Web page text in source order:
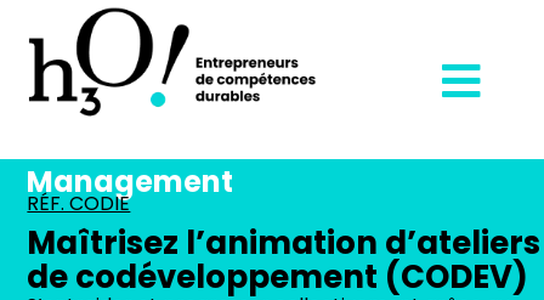
Management
RÉF. CODIE
Maîtrisez l’animation d’ateliers
de codéveloppement (CODEV)